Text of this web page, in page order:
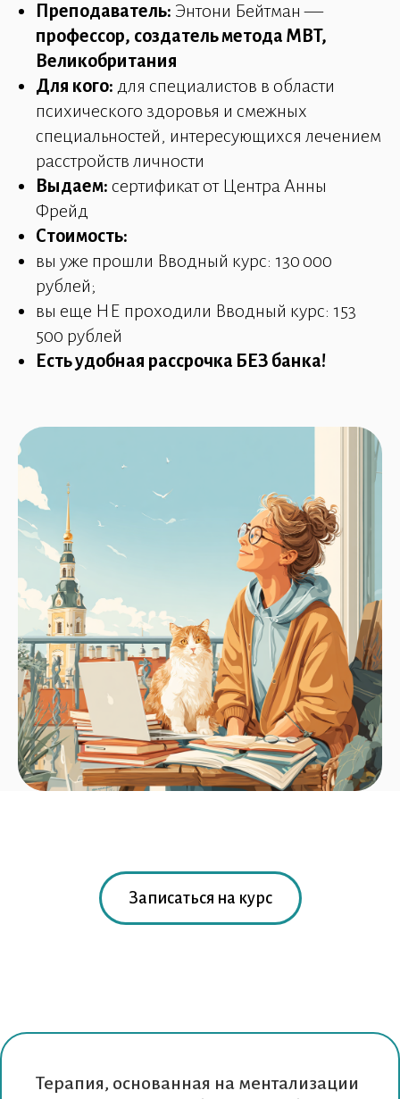
Преподаватель: Энтони Бейтман —
профессор, создатель метода MBT,
Великобритания
Для кого: для специалистов в области
психического здоровья и смежных
специальностей, интересующихся лечением
расстройств личности
Выдаем: сертификат от Центра Анны
Фрейд
Стоимость:
вы уже прошли Вводный курс: 130 000
рублей;
вы еще НЕ проходили Вводный курс: 153
500 рублей
Есть удобная рассрочка БЕЗ банка!
Записаться на курс
Терапия, основанная на ментализации